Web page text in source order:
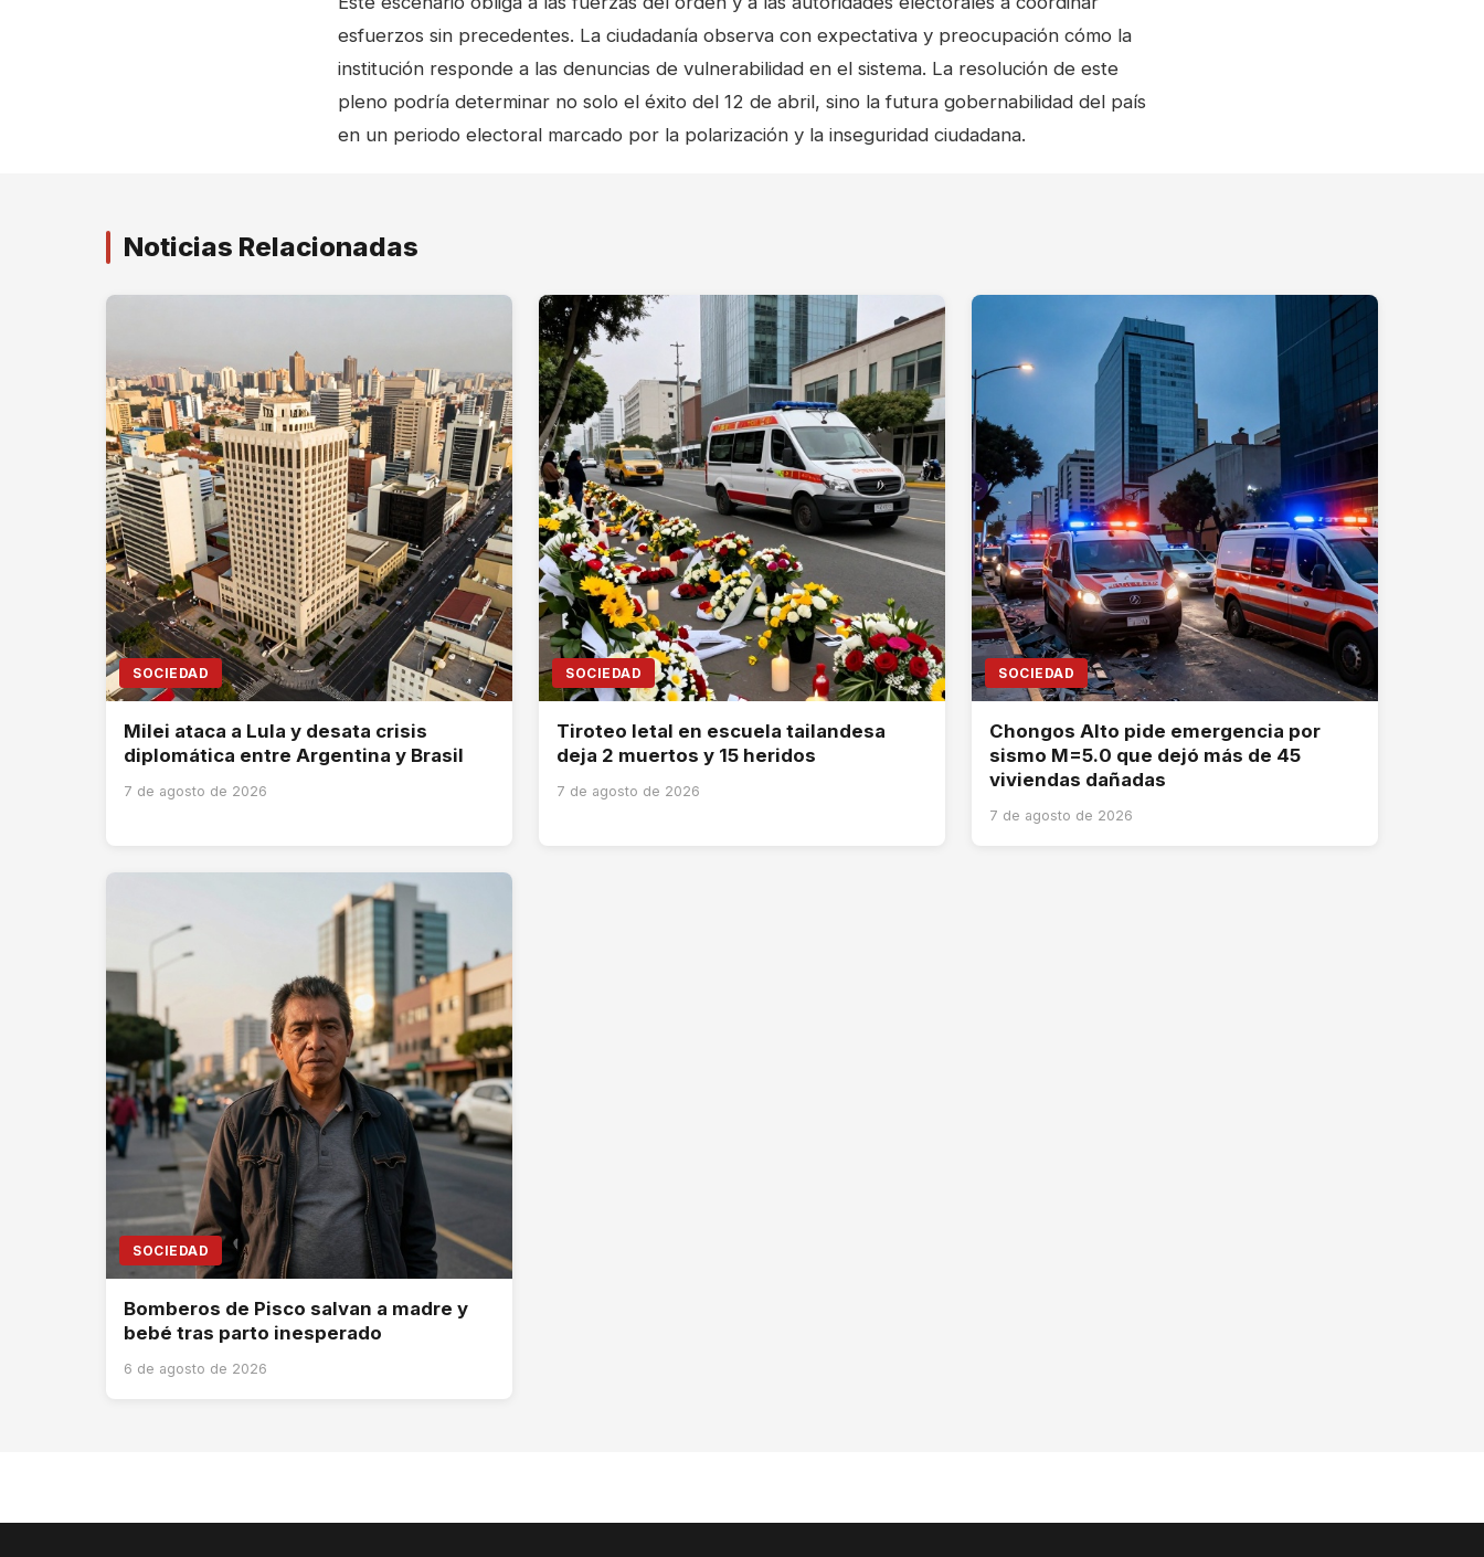
esfuerzos sin precedentes. La ciudadanía observa con expectativa y preocupación cómo la
institución responde a las denuncias de vulnerabilidad en el sistema. La resolución de este
pleno podría determinar no solo el éxito del 12 de abril, sino la futura gobernabilidad del país
en un periodo electoral marcado por la polarización y la inseguridad ciudadana.
Noticias Relacionadas
SOCIEDAD
Milei ataca a Lula y desata crisis
diplomática entre Argentina y Brasil
7 de agosto de 2026
SOCIEDAD
Tiroteo letal en escuela tailandesa
deja 2 muertos y 15 heridos
7 de agosto de 2026
SOCIEDAD
Chongos Alto pide emergencia por
sismo M=5.0 que dejó más de 45
viviendas dañadas
7 de agosto de 2026
SOCIEDAD
Bomberos de Pisco salvan a madre y
bebé tras parto inesperado
6 de agosto de 2026